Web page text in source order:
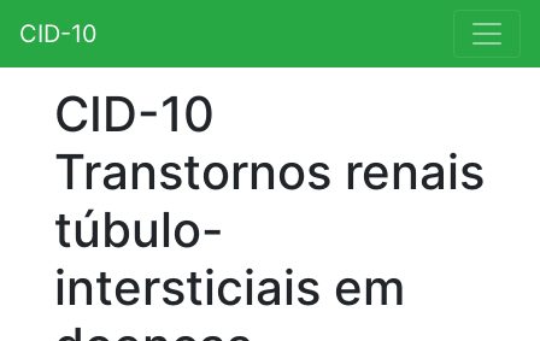
CID-10
CID-10
Transtornos renais
túbulo-
intersticiais em